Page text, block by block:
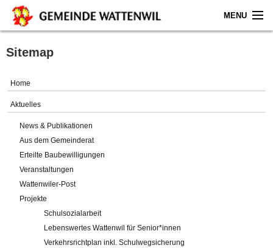
MENU
Home
Gemeinde
Verwaltung
Online-Service
Sitemap
Home
Aktuelles
News & Publikationen
Aus dem Gemeinderat
Erteilte Baubewilligungen
Veranstaltungen
Wattenwiler-Post
Projekte
Schulsozialarbeit
Lebenswertes Wattenwil für Senior*innen
Verkehrsrichtplan inkl. Schulwegsicherung